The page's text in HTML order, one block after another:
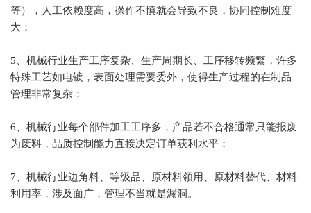
等），人工依赖度高，操作不慎就会导致不良，协同控制难度
大；
5、机械行业生产工序复杂、生产周期长、工序移转频繁，许多
特殊工艺如电镀，表面处理需要委外，使得生产过程的在制品
管理非常复杂；
6、机械行业每个部件加工工序多，产品若不合格通常只能报废
为废料，品质控制能力直接决定订单获利水平；
7、机械行业边角料、等级品、原材料领用、原材料替代、材料
利用率，涉及面广，管理不当就是漏洞。